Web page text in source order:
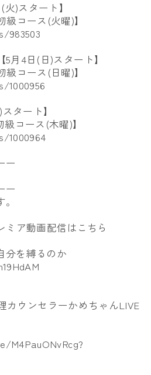
)スタート】
級コース(火曜)】
983503
月4日(日)スタート】
級コース(日曜)】
1000956
タート】
級コース(木曜)】
1000964
ー
ー
ミア動画配信はこちら
分を縛るのか
カウンセラーかめちゃんLIVE
M4PauONvRcg?